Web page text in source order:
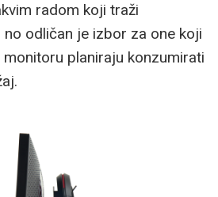
radom koji traži
odličan je izbor za one koji
planiraju konzumirati